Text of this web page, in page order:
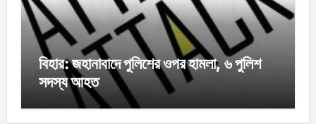
বিহার: জহানাবাদে পুলিশের ওপর হামলা, ৬ পুলিশ
সদস্য আহত